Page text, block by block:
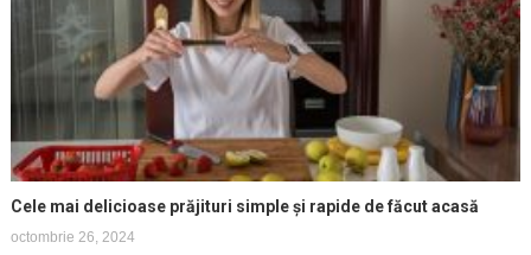
Cele mai delicioase prăjituri simple și rapide de făcut acasă
octombrie 26, 2024